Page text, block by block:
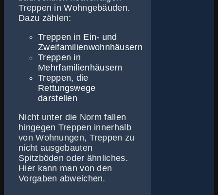
Treppen in Wohngebäuden.
Dazu zählen:
Treppen in Ein- und
Zweifamilienwohnhäusern
Treppen in
Mehrfamilienhäusern
Treppen, die
Rettungswege
darstellen
Nicht unter die Norm fallen
hingegen Treppen innerhalb
von Wohnungen, Treppen zu
nicht ausgebauten
Spitzböden oder ähnliches.
Hier kann man von den
Vorgaben abweichen.